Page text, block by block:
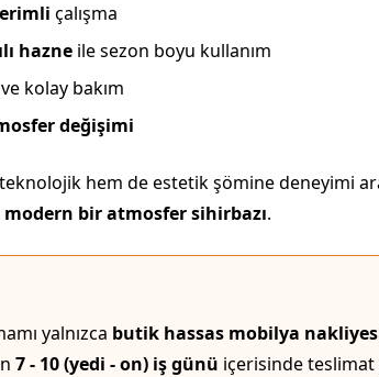
çalışma
hazneile sezon boyu kullanım
ve kolay bakım
değişimi
hem de estetik şömine deneyimi
modern bir atmosfer sihirbazı.
yalnızca butik hassas mobilya
7 - 10 (yedi - on) iş günü içerisinde teslimat